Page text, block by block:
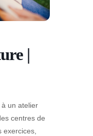
|
un atelier
centres de
exercices,